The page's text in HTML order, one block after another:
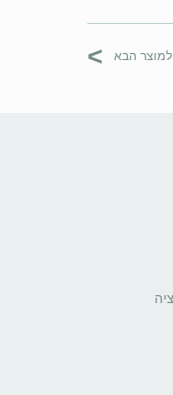
למוצר הבא >